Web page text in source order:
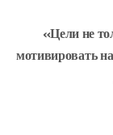
«Цели не
мотивировать